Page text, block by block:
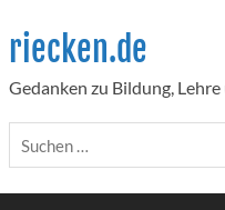
content
riecken.de
Gedanken zu Bildung, Lehre